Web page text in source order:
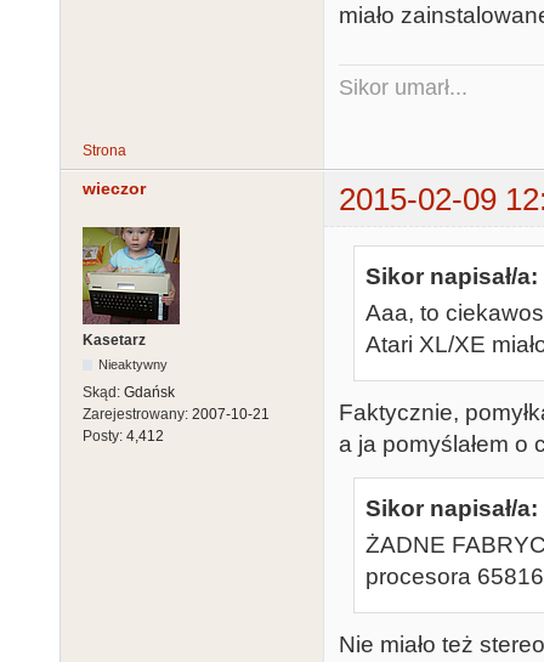
miało
Sikor umarł...
Strona
wieczor 2015-02-09
Kasetarz
Nieaktywny
Skąd: Gdańsk
Zarejestrowany: 2007-10-21
Posty: 4,412
Sikor napisał/a:
Aaa, to
Atari XL/XE
Faktycznie,
a ja pomyślałem o
Sikor napisał/a:
ŻADNE
procesora 65816
Nie miało też